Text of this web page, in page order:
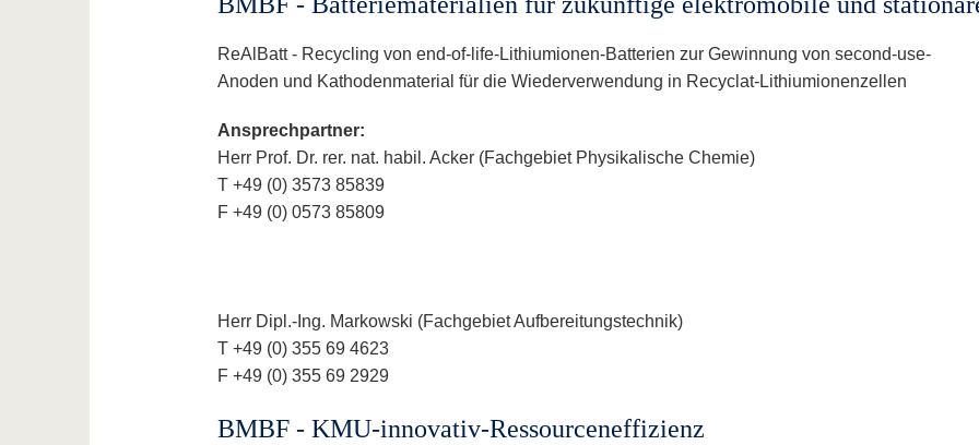
ReAlBatt - Recycling von end-of-life-Lithiumionen-Batterien zur Gewinnung von second-use-
Anoden und Kathodenmaterial für die Wiederverwendung in Recyclat-Lithiumionenzellen
Ansprechpartner:
Herr Prof. Dr. rer. nat. habil. Acker (Fachgebiet Physikalische Chemie)
T +49 (0) 3573 85839
F +49 (0) 0573 85809
Herr Dipl.-Ing. Markowski (Fachgebiet Aufbereitungstechnik)
T +49 (0) 355 69 4623
F +49 (0) 355 69 2929
BMBF - KMU-innovativ-Ressourceneffizienz